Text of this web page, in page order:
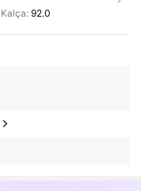
Kalça: 92.0